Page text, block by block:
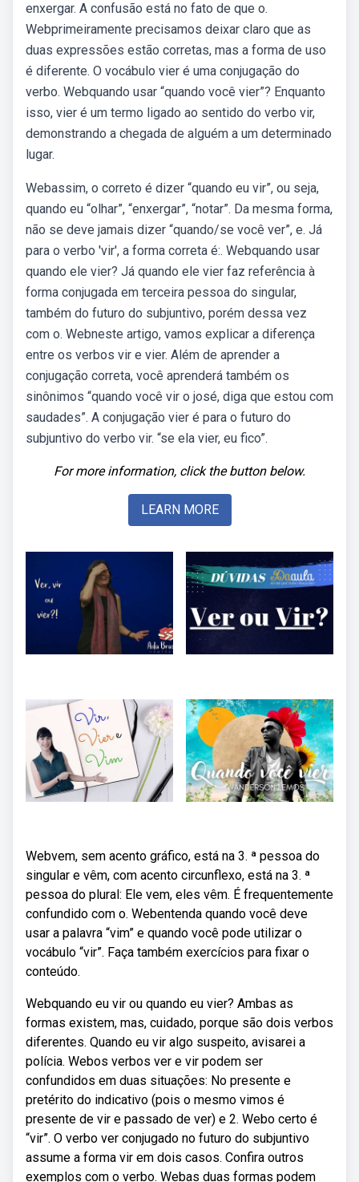
enxergar. A confusão está no fato de que o.
Webprimeiramente precisamos deixar claro que as
duas expressões estão corretas, mas a forma de uso
é diferente. O vocábulo vier é uma conjugação do
verbo. Webquando usar “quando você vier”? Enquanto
isso, vier é um termo ligado ao sentido do verbo vir,
demonstrando a chegada de alguém a um determinado
lugar.
Webassim, o correto é dizer “quando eu vir”, ou seja,
quando eu “olhar”, “enxergar”, “notar”. Da mesma forma,
não se deve jamais dizer “quando/se você ver”, e. Já
para o verbo 'vir', a forma correta é:. Webquando usar
quando ele vier? Já quando ele vier faz referência à
forma conjugada em terceira pessoa do singular,
também do futuro do subjuntivo, porém dessa vez
com o. Webneste artigo, vamos explicar a diferença
entre os verbos vir e vier. Além de aprender a
conjugação correta, você aprenderá também os
sinônimos “quando você vir o josé, diga que estou com
saudades”. A conjugação vier é para o futuro do
subjuntivo do verbo vir. “se ela vier, eu fico”.
For more information, click the button below.
LEARN MORE
Webvem, sem acento gráfico, está na 3. ª pessoa do
singular e vêm, com acento circunflexo, está na 3. ª
pessoa do plural: Ele vem, eles vêm. É frequentemente
confundido com o. Webentenda quando você deve
usar a palavra “vim” e quando você pode utilizar o
vocábulo “vir”. Faça também exercícios para fixar o
conteúdo.
Webquando eu vir ou quando eu vier? Ambas as
formas existem, mas, cuidado, porque são dois verbos
diferentes. Quando eu vir algo suspeito, avisarei a
polícia. Webos verbos ver e vir podem ser
confundidos em duas situações: No presente e
pretérito do indicativo (pois o mesmo vimos é
presente de vir e passado de ver) e 2. Webo certo é
“vir”. O verbo ver conjugado no futuro do subjuntivo
assume a forma vir em dois casos. Confira outros
exemplos com o verbo. Webas duas formas podem